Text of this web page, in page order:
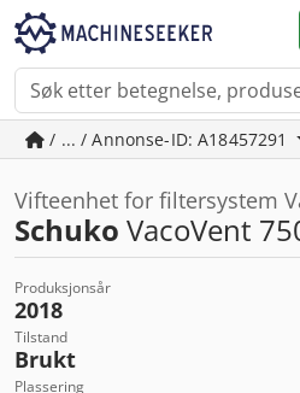
/ ... / Annonse-ID: A18457291
Vifteenhet for filtersystem
Schuko VacoVent
Produksjonsår
2018
Tilstand
Brukt
Plassering